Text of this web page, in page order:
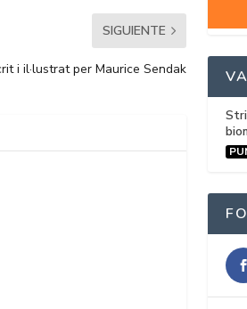
SIGUIENTE
i il·lustrat per Maurice Sendak